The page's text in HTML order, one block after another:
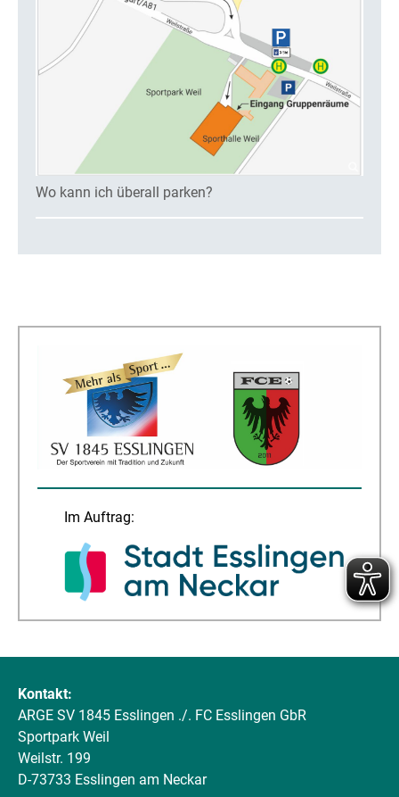
Wo kann ich überall parken?
Im Auftrag:
Kontakt:
ARGE SV 1845 Esslingen ./. FC Esslingen GbR
Sportpark Weil
Weilstr. 199
D-73733 Esslingen am Neckar